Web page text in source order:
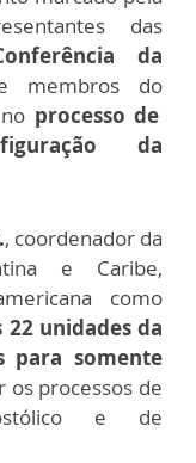
das
da
membros do
processo de
da
, coordenador da
e Caribe,
como
22 unidades da
para somente
os processos de
e de